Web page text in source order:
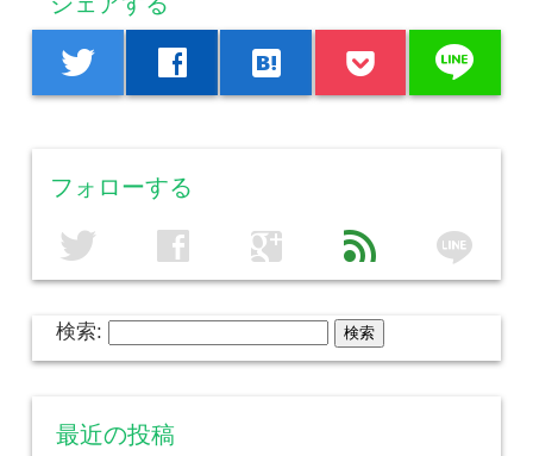
twitter facebook hatenabookmark line
フォローする
twitter facebook google feed line
検索:
最近の投稿